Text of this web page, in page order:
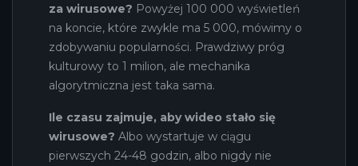
za wirusowe? Powyżej 100 000 wyświetleń
na koncie, które zwykle ma 5 000, mówimy o
zdobywaniu popularności. Prawdziwy próg
kulturowy to 1 milion, ale mechanika
algorytmiczna jest taka sama.
Ile czasu zajmuje, aby wideo stało się
wirusowe? Albo wystartuje w ciągu
pierwszych 24-48 godzin, albo nigdy nie